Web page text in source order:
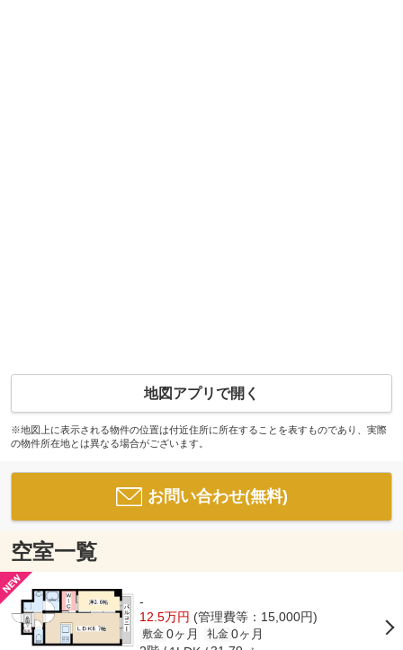
地図アプリで開く
※地図上に表示される物件の位置は付近住所に所在することを表すものであり、実際
の物件所在地とは異なる場合がございます。
お問い合わせ(無料)
空室一覧
-
12.5万円 (管理費等：15,000円)
敷金 0ヶ月 礼金 0ヶ月